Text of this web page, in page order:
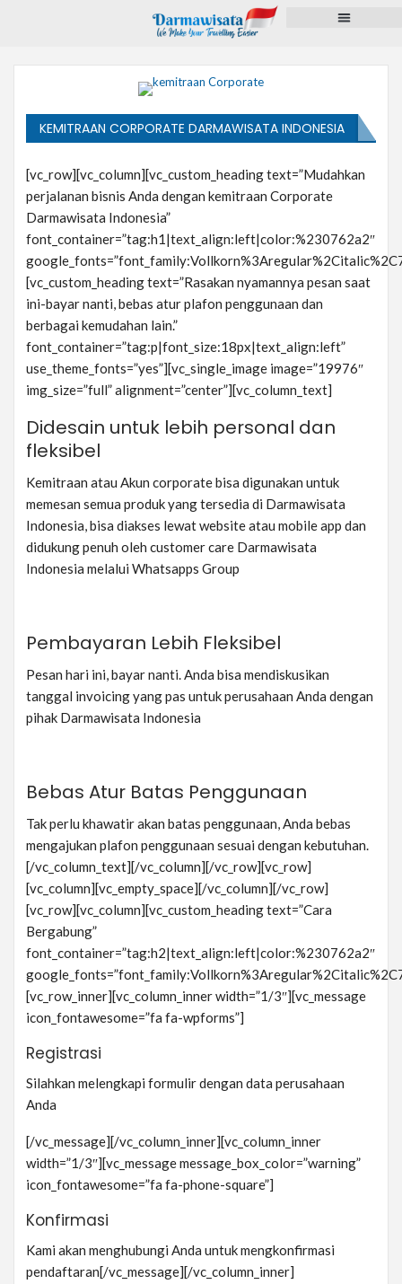
KEMITRAAN CORPORATE DARMAWISATA INDONESIA
[vc_row][vc_column][vc_custom_heading text=”Mudahkan
perjalanan bisnis Anda dengan kemitraan Corporate
Darmawisata Indonesia”
font_container=”tag:h1|text_align:left|color:%230762a2″
[vc_custom_heading text=”Rasakan nyamannya pesan saat
ini-bayar nanti, bebas atur plafon penggunaan dan
berbagai kemudahan lain.”
font_container=”tag:p|font_size:18px|text_align:left”
use_theme_fonts=”yes”][vc_single_image image=”19976″
img_size=”full” alignment=”center”][vc_column_text]
Didesain untuk lebih personal dan
fleksibel
Kemitraan atau Akun corporate bisa digunakan untuk
memesan semua produk yang tersedia di Darmawisata
Indonesia, bisa diakses lewat website atau mobile app dan
didukung penuh oleh customer care Darmawisata
Indonesia melalui Whatsapps Group
Pembayaran Lebih Fleksibel
Pesan hari ini, bayar nanti. Anda bisa mendiskusikan
tanggal invoicing yang pas untuk perusahaan Anda dengan
pihak Darmawisata Indonesia
Bebas Atur Batas Penggunaan
Tak perlu khawatir akan batas penggunaan, Anda bebas
mengajukan plafon penggunaan sesuai dengan kebutuhan.
[/vc_column_text][/vc_column][/vc_row][vc_row]
[vc_column][vc_empty_space][/vc_column][/vc_row]
[vc_row][vc_column][vc_custom_heading text=”Cara
Bergabung”
font_container=”tag:h2|text_align:left|color:%230762a2″
[vc_row_inner][vc_column_inner width=”1/3″][vc_message
icon_fontawesome=”fa fa-wpforms”]
Registrasi
Silahkan melengkapi formulir dengan data perusahaan
Anda
[/vc_message][/vc_column_inner][vc_column_inner
width=”1/3″][vc_message message_box_color=”warning”
icon_fontawesome=”fa fa-phone-square”]
Konfirmasi
Kami akan menghubungi Anda untuk mengkonfirmasi
pendaftaran[/vc_message][/vc_column_inner]